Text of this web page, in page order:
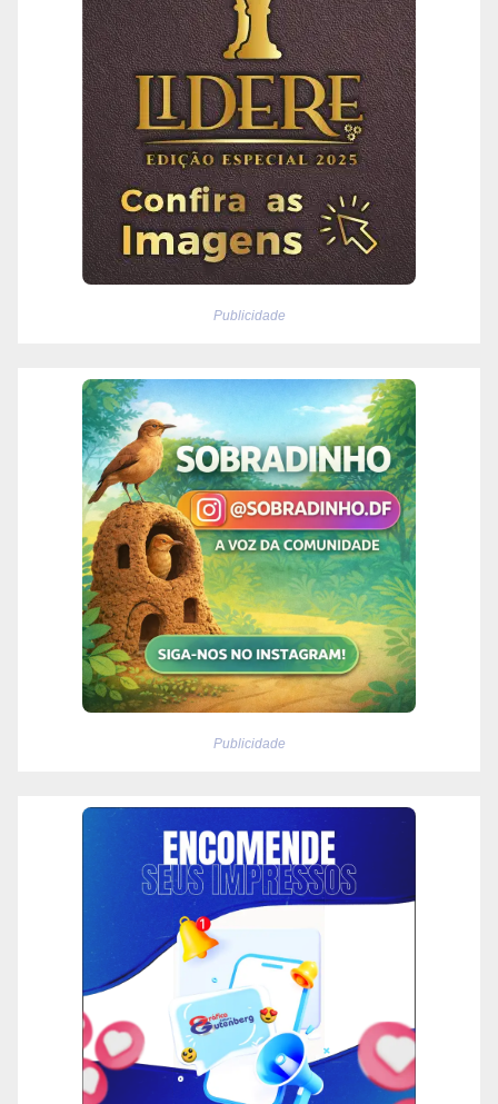
Publicidade
Publicidade